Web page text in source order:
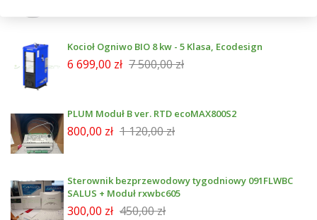
Kocioł Ogniwo BIO 8 kw - 5 Klasa, Ecodesign
6 699,00 zł 7 500,00 zł
PLUM Moduł B ver. RTD ecoMAX800S2
800,00 zł 1 120,00 zł
Sterownik bezprzewodowy tygodniowy 091FLWBC
SALUS + Moduł rxwbc605
300,00 zł 450,00 zł